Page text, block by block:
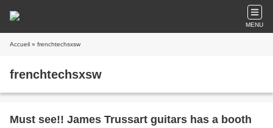
MENU
Accueil » frenchtechsxsw
frenchtechsxsw
Must see!! James Trussart guitars has a booth